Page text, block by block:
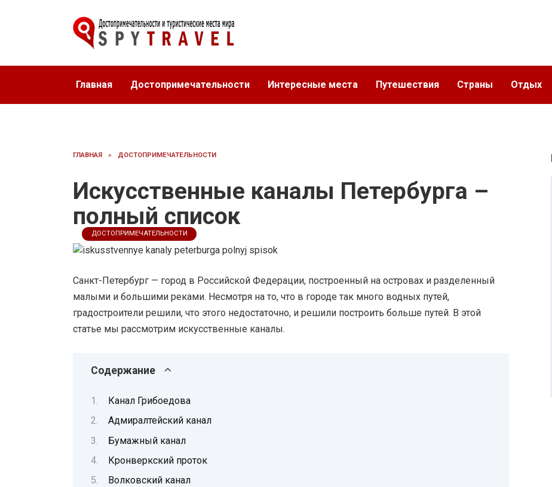
Главная Достопримечательности Интересные места Путешествия Страны Отдых
ГЛАВНАЯ » ДОСТОПРИМЕЧАТЕЛЬНОСТИ
Искусственные каналы Петербурга –
полный список
ДОСТОПРИМЕЧАТЕЛЬНОСТИ
Санкт-Петербург — город в Российской Федерации, построенный на островах и разделенный
малыми и большими реками. Несмотря на то, что в городе так много водных путей,
градостроители решили, что этого недостаточно, и решили построить больше путей. В этой
статье мы рассмотрим искусственные каналы.
Содержание
Канал Грибоедова
Адмиралтейский канал
Бумажный канал
Кронверкский проток
Волковский канал